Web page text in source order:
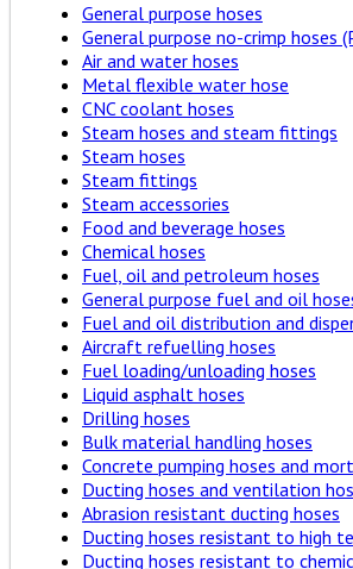
General purpose hoses
General purpose no-crimp hoses
Air and water hoses
Metal flexible water hose
CNC coolant hoses
Steam hoses and steam fittings
Steam hoses
Steam fittings
Steam accessories
Food and beverage hoses
Chemical hoses
Fuel, oil and petroleum hoses
General purpose fuel and oil
Fuel and oil distribution and
Aircraft refuelling hoses
Fuel loading/unloading hoses
Liquid asphalt hoses
Drilling hoses
Bulk material handling hoses
Concrete pumping hoses and
Ducting hoses and ventilation
Abrasion resistant ducting hoses
Ducting hoses resistant to high
Ducting hoses resistant to